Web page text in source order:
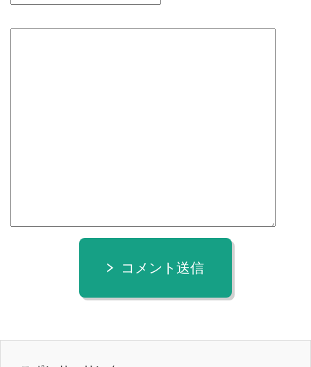
コメント送信